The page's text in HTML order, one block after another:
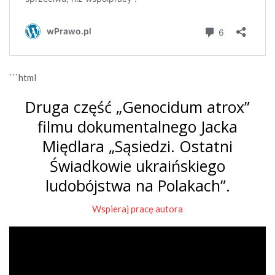
```html
Druga część „Genocidum atrox”
filmu dokumentalnego Jacka
Międlara „Sąsiedzi. Ostatni
Świadkowie ukraińskiego
ludobójstwa na Polakach”.
Wspieraj pracę autora